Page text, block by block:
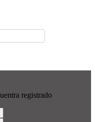
registrado